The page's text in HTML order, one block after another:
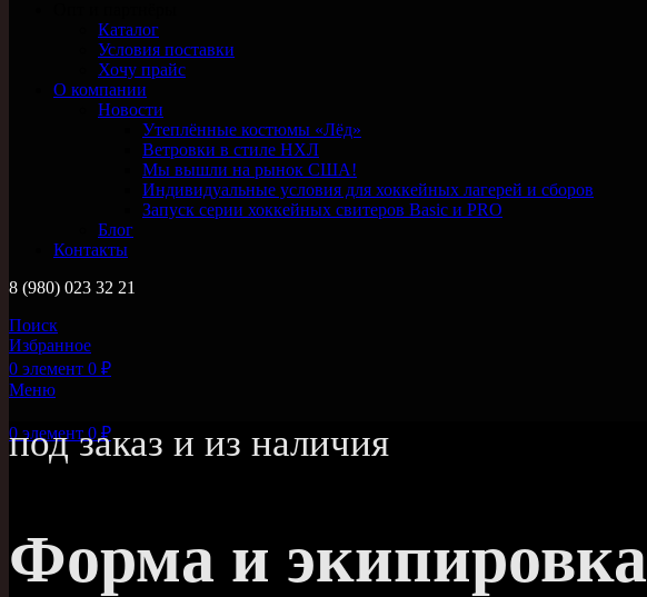
Каталог
Условия поставки
Хочу прайс
О компании
Новости
Утеплённые костюмы «Лёд»
Ветровки в стиле НХЛ
Мы вышли на рынок США!
Индивидуальные условия для хоккейных лагерей и сборов
Запуск серии хоккейных свитеров Basic и PRO
Блог
Контакты
8 (980) 023 32 21
Поиск
Избранное
0 элемент 0 ₽
Меню
0 элемент 0 ₽
под заказ и из наличия
Форма и экипировка